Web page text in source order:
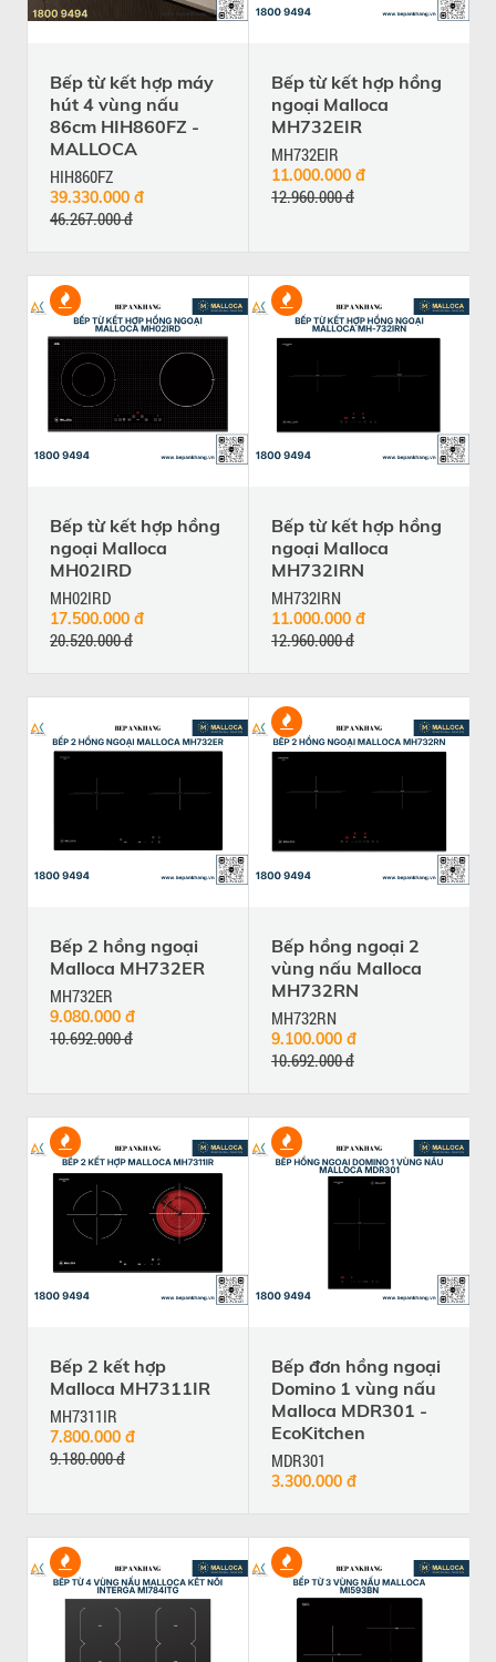
Bếp từ kết hợp máy
hút 4 vùng nấu
86cm HIH860FZ -
MALLOCA
HIH860FZ
39.330.000 đ
46.267.000 đ
Bếp từ kết hợp hồng
ngoại Malloca
MH732EIR
MH732EIR
11.000.000 đ
12.960.000 đ
Bếp từ kết hợp hồng
ngoại Malloca
MH02IRD
MH02IRD
17.500.000 đ
20.520.000 đ
Bếp từ kết hợp hồng
ngoại Malloca
MH732IRN
MH732IRN
11.000.000 đ
12.960.000 đ
Bếp 2 hồng ngoại
Malloca MH732ER
MH732ER
9.080.000 đ
10.692.000 đ
Bếp hồng ngoại 2
vùng nấu Malloca
MH732RN
MH732RN
9.100.000 đ
10.692.000 đ
Bếp 2 kết hợp
Malloca MH7311IR
MH7311IR
7.800.000 đ
9.180.000 đ
Bếp đơn hồng ngoại
Domino 1 vùng nấu
Malloca MDR301 -
EcoKitchen
MDR301
3.300.000 đ